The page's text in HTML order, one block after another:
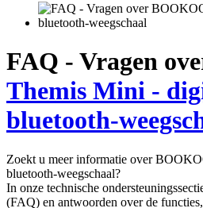
FAQ - Vragen
Themis Mini -
bluetooth-
Zoekt u meer informatie over
bluetooth-weegschaal?
In onze technische
(FAQ) en antwoorden over de